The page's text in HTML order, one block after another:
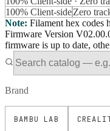
100% Client-sideZero
Note: Filament hex codes
Firmware Version
firmware is up to date,
Brand
BAMBU LAB